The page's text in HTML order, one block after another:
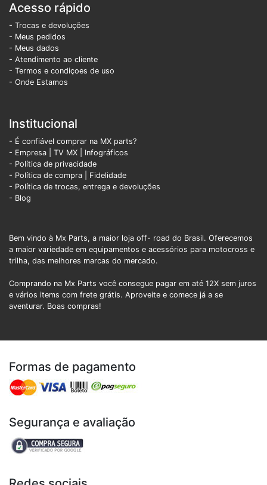
Acesso rápido
- Trocas e devoluções
- Meus pedidos
- Meus dados
- Atendimento ao cliente
- Termos e condiçoes de uso
- Onde Estamos
Institucional
- É confiável comprar na MX parts?
- Empresa
TV MX
Infográficos
- Política de privacidade
- Política de compra | Fidelidade
- Política de trocas, entrega e devoluções
- Blog
Bem vindo à Mx Parts, a maior loja off- road do Brasil. Oferecemos
a maior variedade em equipamentos e acessórios para motocross e
trilha, das melhores marcas do mercado.
Comprando na Mx Parts você consegue pagar em até 12X sem juros
e vários items com frete grátis. Aproveite e comece já a se
aventurar. Boas compras!
Formas de pagamento
Segurança e avaliação